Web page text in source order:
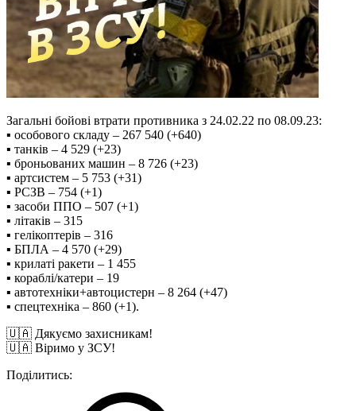
Загальні бойові втрати противника з 24.02.22 по 08.09.23:
▪️ особового складу ‒ 267 540 (+640)
▪️ танків ‒ 4 529 (+23)
▪️ броньованих машин ‒ 8 726 (+23)
▪️ артсистем – 5 753 (+31)
▪️ РСЗВ – 754 (+1)
▪️ засоби ППО ‒ 507 (+1)
▪️ літаків – 315
▪️ гелікоптерів – 316
▪️ БПЛА – 4 570 (+29)
▪️ крилаті ракети ‒ 1 455
▪️ кораблі/катери ‒ 19
▪️ автотехніки+автоцистерн – 8 264 (+47)
▪️ спецтехніка ‒ 860 (+1).
🇺🇦 Дякуємо захисникам!
🇺🇦 Віримо у ЗСУ!
Поділитись: